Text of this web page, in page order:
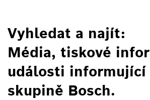
Vyhledat a najít:
Média, tiskové
události informující
skupině Bosch.